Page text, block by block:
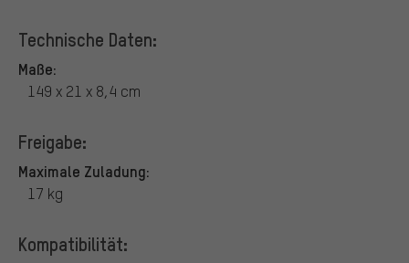
Technische Daten:
Maße:
149 x 21 x 8,4 cm
Freigabe:
Maximale Zuladung:
17 kg
Kompatibilität: